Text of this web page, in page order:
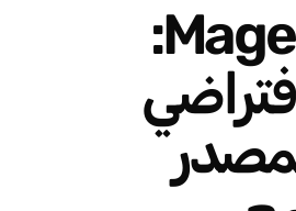
Magentic-UI: